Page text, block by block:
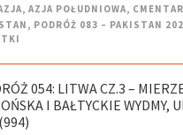
, AZJA POŁUDNIOWA,
, PODRÓŻ 083 – PAKISTAN
054: LITWA CZ.3 –
I BAŁTYCKIE WYDMY,